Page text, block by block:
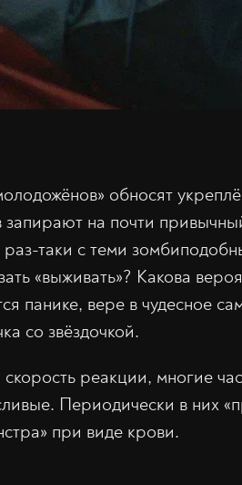
обносят
запирают на почти
раз-таки с теми
«выживать»? Какова
панике, вере в чудесное
со звёздочкой.
реакции, многие
Периодически в них
при виде крови.